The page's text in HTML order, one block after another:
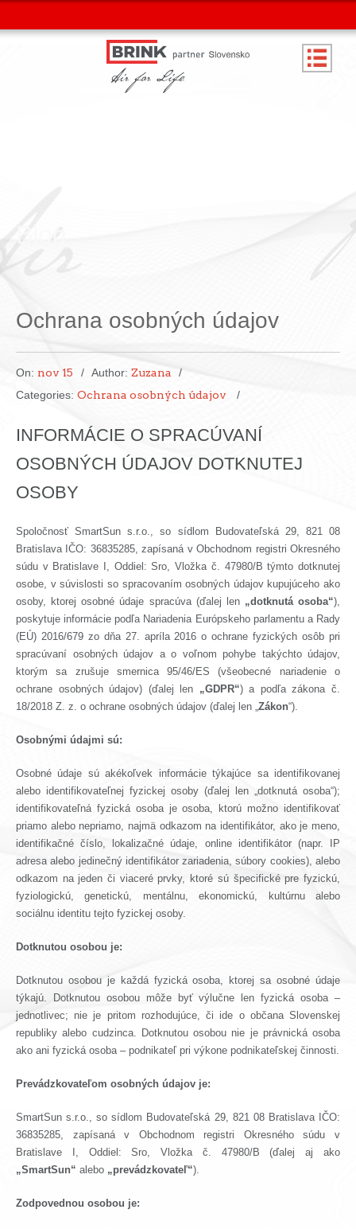
Blog
Ochrana osobných údajov
On: nov 15 Author: Zuzana
Categories: Ochrana osobných údajov
INFORMÁCIE O SPRACÚVANÍ
OSOBNÝCH ÚDAJOV DOTKNUTEJ
OSOBY
Spoločnosť SmartSun s.r.o., so sídlom Budovateľská 29, 821 08
Bratislava IČO: 36835285, zapísaná v Obchodnom registri Okresného
súdu v Bratislave I, Oddiel: Sro, Vložka č. 47980/B týmto dotknutej
osobe, v súvislosti so spracovaním osobných údajov kupujúceho ako
osoby, ktorej osobné údaje spracúva (ďalej len „dotknutá osoba“),
poskytuje informácie podľa Nariadenia Európskeho parlamentu a Rady
(EÚ) 2016/679 zo dňa 27. apríla 2016 o ochrane fyzických osôb pri
spracúvaní osobných údajov a o voľnom pohybe takýchto údajov,
ktorým sa zrušuje smernica 95/46/ES (všeobecné nariadenie o
ochrane osobných údajov) (ďalej len „GDPR“) a podľa zákona č.
18/2018 Z. z. o ochrane osobných údajov (ďalej len „ Zákon“).
Osobnými údajmi sú:
Osobné údaje sú akékoľvek informácie týkajúce sa identifikovanej
alebo identifikovateľnej fyzickej osoby (ďalej len „dotknutá osoba“);
identifikovateľná fyzická osoba je osoba, ktorú možno identifikovať
priamo alebo nepriamo, najmä odkazom na identifikátor, ako je meno,
identifikačné číslo, lokalizačné údaje, online identifikátor (napr. IP
adresa alebo jedinečný identifikátor zariadenia, súbory cookies), alebo
odkazom na jeden či viaceré prvky, ktoré sú špecifické pre fyzickú,
fyziologickú, genetickú, mentálnu, ekonomickú, kultúrnu alebo
sociálnu identitu tejto fyzickej osoby.
Dotknutou osobou je:
Dotknutou osobou je každá fyzická osoba, ktorej sa osobné údaje
týkajú. Dotknutou osobou môže byť výlučne len fyzická osoba –
jednotlivec; nie je pritom rozhodujúce, či ide o občana Slovenskej
republiky alebo cudzinca. Dotknutou osobou nie je právnická osoba
ako ani fyzická osoba – podnikateľ pri výkone podnikateľskej činnosti.
Prevádzkovateľom osobných údajov je:
SmartSun s.r.o., so sídlom Budovateľská 29, 821 08 Bratislava IČO:
36835285, zapísaná v Obchodnom registri Okresného súdu v
Bratislave I, Oddiel: Sro, Vložka č. 47980/B (ďalej aj ako
„SmartSun“ alebo „prevádzkovateľ“).
Zodpovednou osobou je: